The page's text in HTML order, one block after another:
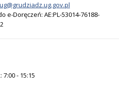
ug@grudziadz.ug.gov.pl
e-Doręczeń: AE:PL-53014-76188-
- 15:15